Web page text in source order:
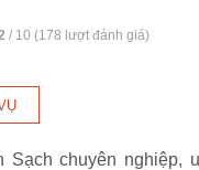
/ 10 (178 lượt đánh giá)
Sạch chuyên nghiệp,